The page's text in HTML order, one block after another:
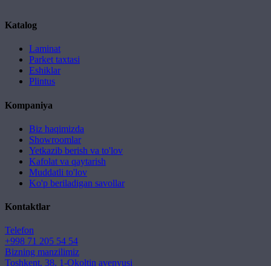
Katalog
Laminat
Parket taxtasi
Eshiklar
Plintus
Kompaniya
Biz haqimizda
Showroomlar
Yetkazib berish va to'lov
Kafolat va qaytarish
Muddatli to'lov
Ko'p beriladigan savollar
Kontaktlar
Telefon
+998 71 205 54 54
Bizning manzilimiz
Toshkent, 38, 1-Okoltin avenyusi